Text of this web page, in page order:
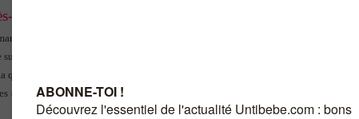
midi que j’ai vécue comme un traumatisme.
terriblement. A l’époque (c’est pas si vieux, c’était il y a 6 ans), j’étais très
Avec ça, je suivais une formation qui ne me plaisait pas… Il y avait même
je détestais littéralement (que je déteste toujours d’ailleurs).
dans mon appart-hôtel. J’y étais pas trop mal mais je ne m’y sentais pas